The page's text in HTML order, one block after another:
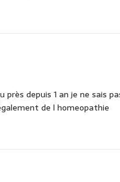
près depuis 1 an je ne sais
de l homeopathie